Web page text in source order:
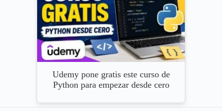
Udemy pone gratis este curso de
Python para empezar desde cero